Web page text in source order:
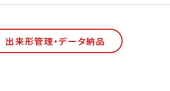
出来形管理・データ納品